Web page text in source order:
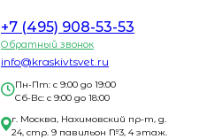
+7 (495) 908-53-53
Обратный звонок
info@kraskivtsvet.ru
Пн-Пт: с 9:00 до 19:00
Сб-Вс: с 9:00 до 18:00
г. Москва, Нахимовский пр-т, д.
24, стр. 9 павильон №3, 4 этаж.